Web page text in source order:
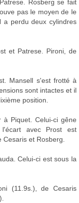
Rosberg se fait
pas le moyen de le
a perdu deux cylindres
et Patrese. Pironi, de
Mansell s'est frotté à
sont intactes et il
position.
Piquet. Celui-ci gêne
avec Prost est
Cesaris et Rosberg.
Celui-ci est sous la
(11.9s.), de Cesaris